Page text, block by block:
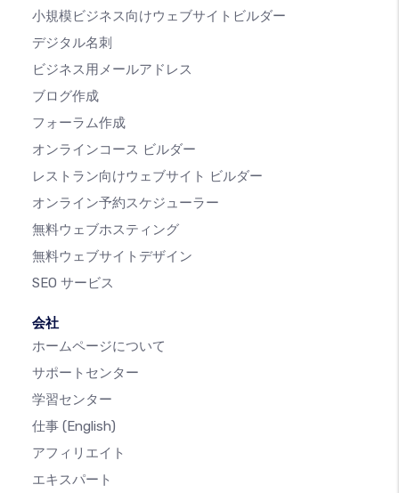
小規模ビジネス向けウェブサイトビルダー
デジタル名刺
ビジネス用メールアドレス
ブログ作成
フォーラム作成
オンラインコース ビルダー
レストラン向けウェブサイト ビルダー
オンライン予約スケジューラー
無料ウェブホスティング
無料ウェブサイトデザイン
SEO サービス
会社
ホームページについて
サポートセンター
学習センター
仕事 (English)
アフィリエイト
エキスパート